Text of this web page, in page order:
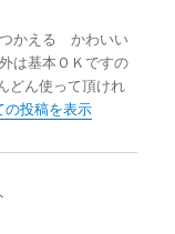
かえる かわいい
は基本ＯＫですの
どん使って頂けれ
投稿を表示